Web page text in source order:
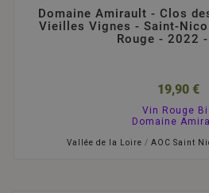
Domaine Amirault - Clos
Vieilles Vignes - Saint-
Rouge - 2022
19,90 €
Vin Rouge
Domaine
Vallée de la Loire / AOC Saint